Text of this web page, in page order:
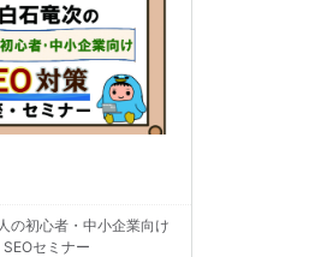
の初心者・中小企業向け
SEOセミナー